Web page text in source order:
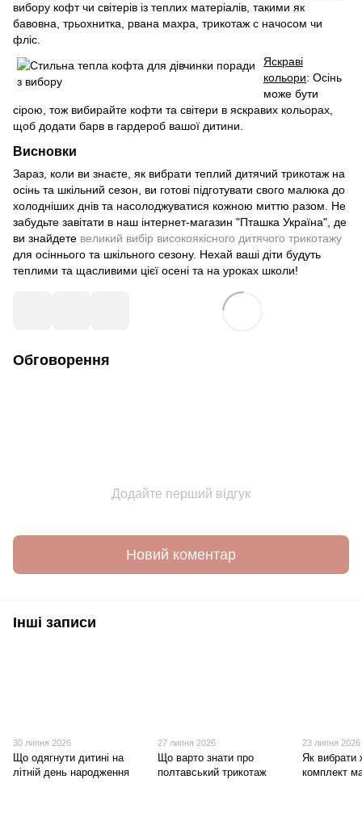
вибору кофт чи світерів із теплих матеріалів, такими як
бавовна, трьохнитка, рвана махра, трикотаж с начосом чи
фліс.
Яскраві
кольори: Осінь
може бути
сірою, тож вибирайте кофти та світери в яскравих кольорах,
щоб додати барв в гардероб вашої дитини.
Висновки
Зараз, коли ви знаєте, як вибрати теплий дитячий трикотаж на
осінь та шкільний сезон, ви готові підготувати свого малюка до
холодніших днів та насолоджуватися кожною миттю разом. Не
забудьте завітати в наш інтернет-магазин "Пташка Україна", де
ви знайдете великий вибір високоякісного дитячого трикотажу
для осіннього та шкільного сезону. Нехай ваші діти будуть
теплими та щасливими цієї осені та на уроках школи!
Обговорення
Додайте перший відгук
Новий коментар
Інші записи
30 липня 2026
Що одягнути дитині на
літній день народження
27 липня 2026
Що варто знати про
полтавський трикотаж
23 липня 2026
Як вибрати
комплект